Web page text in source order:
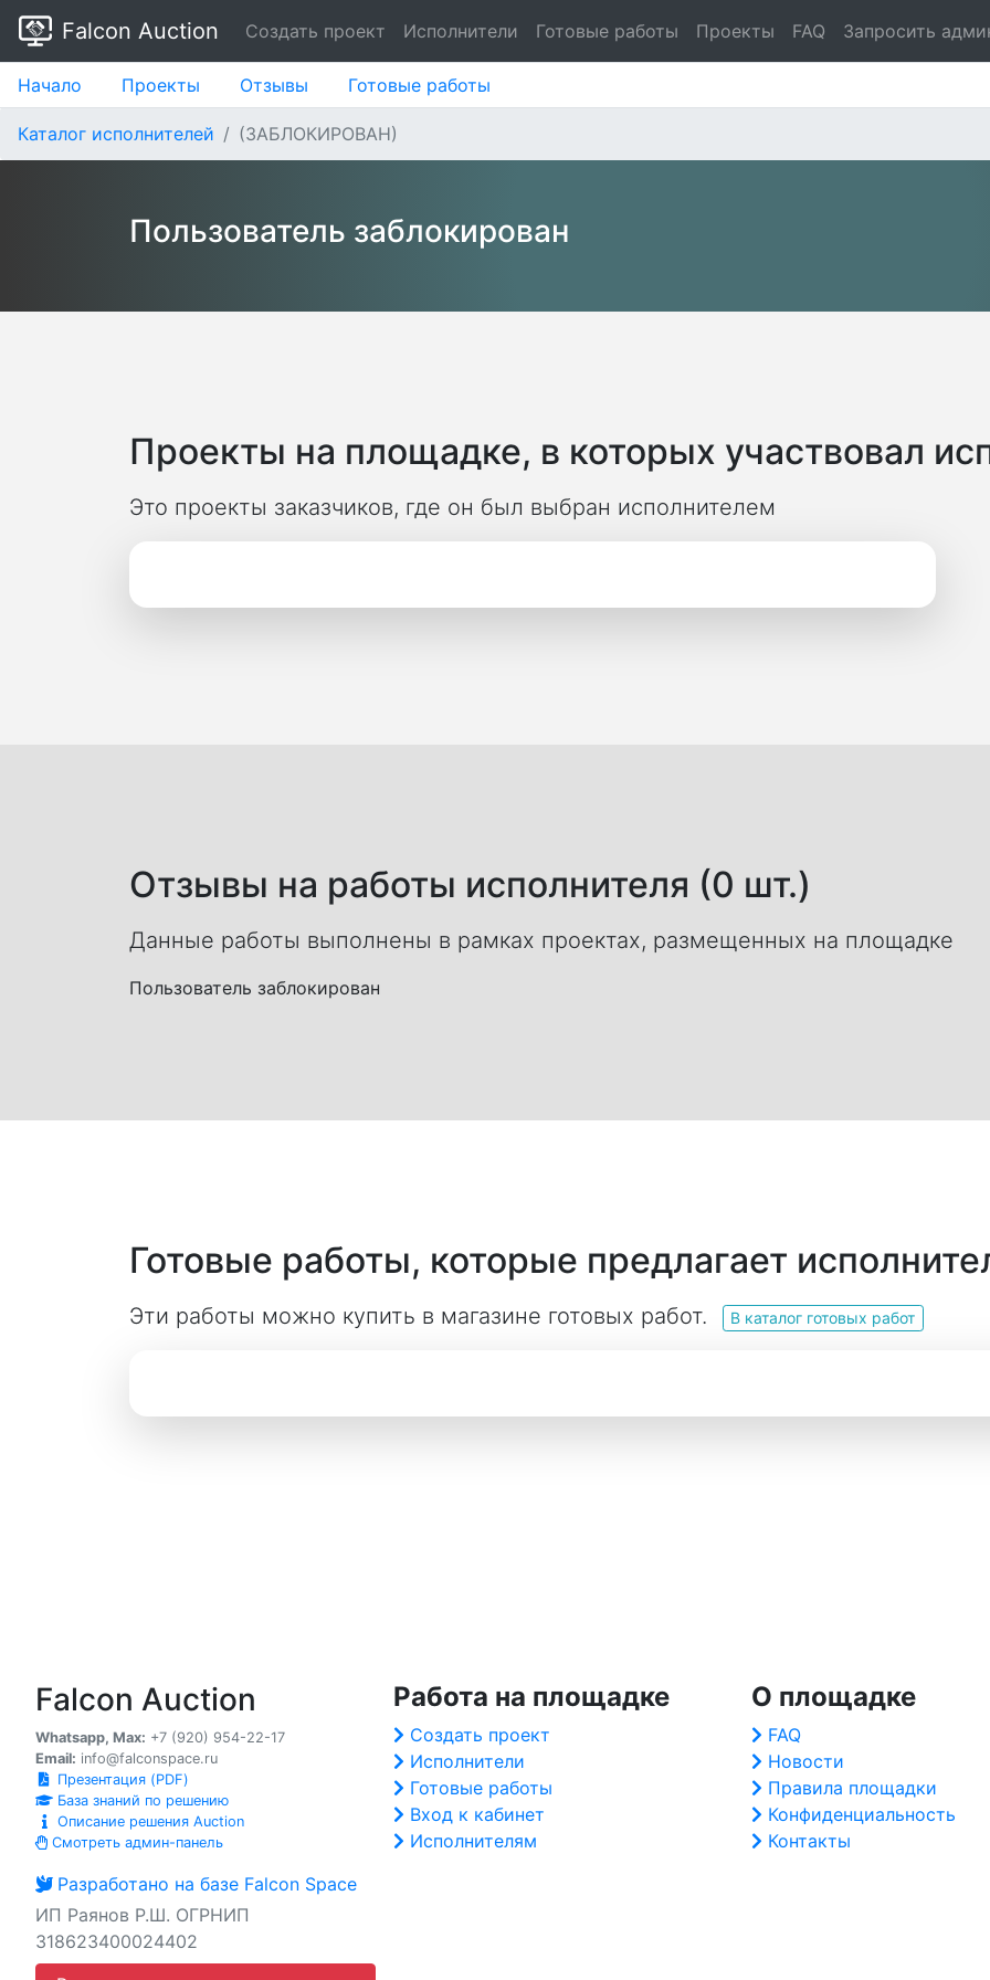
Falcon Auction Создать проект Исполнители Готовые работы Проекты FAQ Запросить
Начало Проекты Отзывы Готовые работы
Каталог исполнителей (ЗАБЛОКИРОВАН)
Пользователь заблокирован
Проекты на площадке, в которых участвовал
Это проекты заказчиков, где он был выбран исполнителем
Отзывы на работы исполнителя (0 шт.)
Данные работы выполнены в рамках проектах, размещенных на площадке
Пользователь заблокирован
Готовые работы, которые предлагает
Эти работы можно купить в магазине готовых работ. В каталог готовых работ
Falcon Auction
Whatsapp, Max: +7 (920) 954-22-17
Email: info@falconspace.ru
Презентация (PDF)
База знаний по решению
Описание решения Auction
Смотреть админ-панель
Разработано на базе Falcon Space
ИП Раянов Р.Ш. ОГРНИП
318623400024402
Работа на площадке
Создать проект
Исполнители
Готовые работы
Вход к кабинет
Исполнителям
О площадке
FAQ
Новости
Правила площадки
Конфиденциальность
Контакты